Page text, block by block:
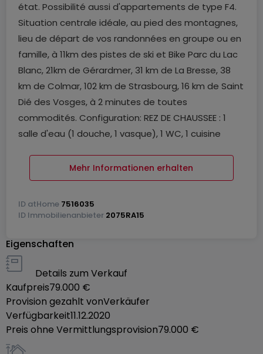
état. Possibilité aussi d'appartements de type F4.
Situation centrale idéale, au pied des montagnes,
lieu de départ de vos randonnées en groupe ou en
famille, à 11km des pistes de ski et Bike Parc du Lac
Blanc, 21km de Gérardmer, 31 km de La Bresse, 38
km de Colmar, 102 km de Strasbourg, 16 km de Saint
Dié des Vosges, à 2 minutes de toutes
commodités. Configuration: REZ DE CHAUSSEE : 1
salle d'eau (1 douche, 1 vasque), 1 WC, 1 cuisine
ETAGE: chambre 1 avec petit balcon et penderie,
chambre 2 avec penderie.
Points forts : Appartement refait à neuf avec des
repeinte, fenêtres bois/alu avec volets électrique
(aucun entretien à prévoir), interphone et gâche
électrique, aspiration centralisée. Proche de toutes
les commodités, des pistes de randonnées, de ski
et de l'Alsace.
Mehr Informationen erhalten
ID atHome 7516035
ID Immobilienanbieter 2075RA15
Eigenschaften
Details zum Verkauf
Kaufpreis79.000 €
Provision gezahlt vonVerkäufer
Verfügbarkeit11.12.2020
Preis ohne Vermittlungsprovision79.000 €